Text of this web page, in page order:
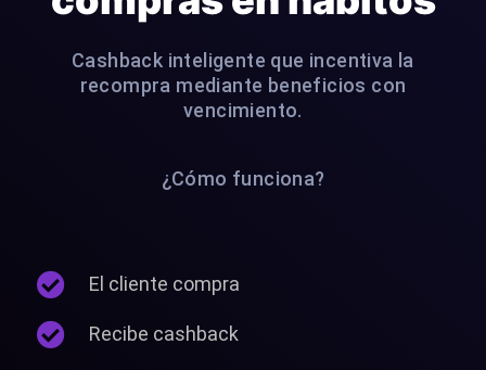
Cashback inteligente que incentiva la
recompra mediante beneficios con
vencimiento.
¿Cómo funciona?
El cliente compra
Recibe cashback